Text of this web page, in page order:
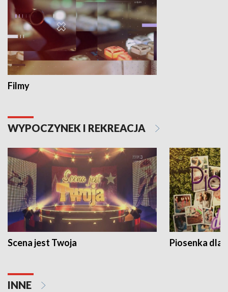
Filmy
WYPOCZYNEK I REKREACJA
Scena jest Twoja Piosenka dla
INNE